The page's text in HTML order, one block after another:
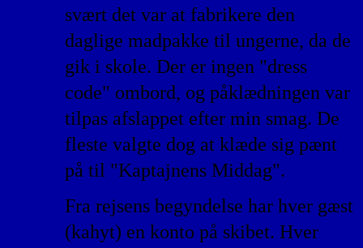
svært det var at fabrikere den
daglige madpakke til ungerne, da de
gik i skole. Der er ingen "dress
code" ombord, og påklædningen var
tilpas afslappet efter min smag. De
fleste valgte dog at klæde sig pænt
på til "Kaptajnens Middag".
Fra rejsens begyndelse har hver gæst
(kahyt) en konto på skibet. Hver